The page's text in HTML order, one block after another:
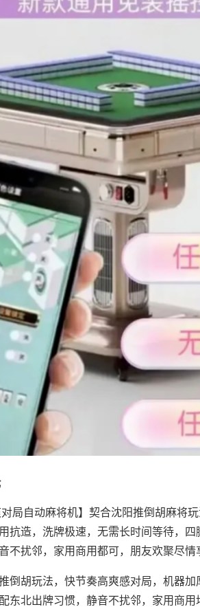
对局自动麻将机】契合沈阳推倒胡麻将
抗造，洗牌极速，无需长时间等待，
不扰邻，家用商用都可，朋友欢聚尽情
倒胡玩法，快节奏高爽感对局，机器
东北出牌习惯，静音不扰邻，家用商用